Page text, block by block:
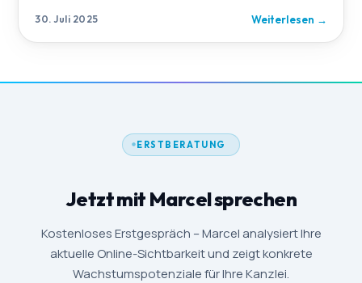
30. Juli 2025 Weiterlesen →
ERSTBERATUNG
Jetzt mit Marcel sprechen
Kostenloses Erstgespräch – Marcel analysiert Ihre
aktuelle Online-Sichtbarkeit und zeigt konkrete
Wachstumspotenziale für Ihre Kanzlei.